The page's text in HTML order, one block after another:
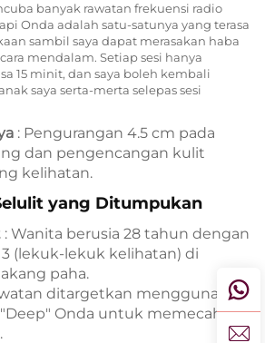
banyak rawatan frekuensi radio
Onda adalah satu-satunya yang terasa
sambil saya dapat merasakan haba
mendalam. Setiap sesi hanya
15 minit, dan saya boleh kembali
saya serta-merta selepas sesi
: Pengurangan 4.5 cm pada
dan pengencangan kulit
kelihatan.
yang Ditumpukan
: Wanita berusia 28 tahun dengan
(lekuk-lekuk kelihatan) di
paha.
ditargetkan menggunakan
Onda untuk memecahkan